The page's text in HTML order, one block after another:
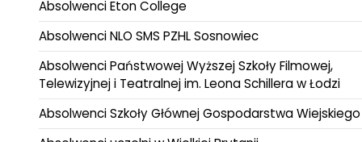
Absolwenci Eton College
Absolwenci NLO SMS PZHL Sosnowiec
Absolwenci Państwowej Wyższej Szkoły Filmowej,
Telewizyjnej i Teatralnej im. Leona Schillera w Łodzi
Absolwenci Szkoły Głównej Gospodarstwa Wiejskiego